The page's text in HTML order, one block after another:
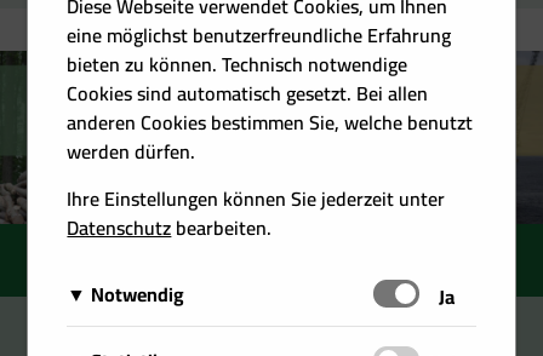
Energieverbrauch
Anteil am Bruttoinlandsverbrauch Energie
Stand: 11/2025
Quelle: Statistik Austria (Energiebilanz 2024)
eine möglichst benutzerfreundliche Erfahrung
bieten zu können. Technisch notwendige
Cookies sind automatisch gesetzt. Bei allen
anderen Cookies bestimmen Sie, welche benutzt
werden dürfen.
Ihre Einstellungen können Sie jederzeit unter
Datenschutzbearbeiten.
Notwendig
Schalten
Ja
Diese Cookies sind für das Funktionieren der Website